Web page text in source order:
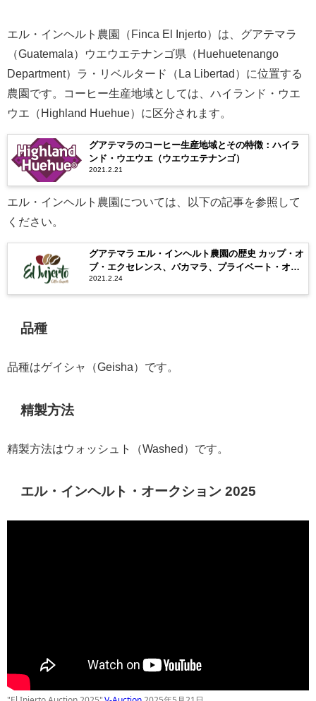
エル・インヘルト農園（Finca El Injerto）は、グアテマラ
（Guatemala）ウエウエテナンゴ県（Huehuetenango
Department）ラ・リベルタード（La Libertad）に位置する
農園です。コーヒー生産地域としては、ハイランド・ウエ
ウエ（Highland Huehue）に区分されます。
グアテマラのコーヒー生産地域とその特徴：ハイラ
ンド・ウエウエ（ウエウエテナンゴ）
2021.2.21
エル・インヘルト農園については、以下の記事を参照して
ください。
グアテマラ エル・インヘルト農園の歴史 カップ・オ
ブ・エクセレンス、パカマラ、プライベート・オー
クション
2021.2.24
品種
品種はゲイシャ（Geisha）です。
精製方法
精製方法はウォッシュト（Washed）です。
エル・インヘルト・オークション 2025